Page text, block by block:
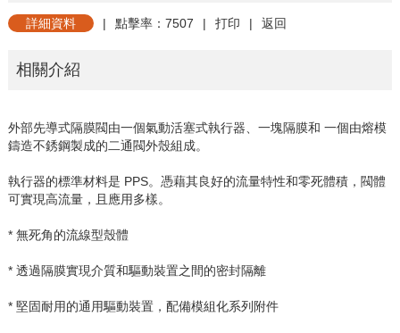
詳細資料 | 點擊率：7507 | 打印 | 返回
相關介紹
外部先導式隔膜閥由一個氣動活塞式執行器、一塊隔膜和 一個由熔模
鑄造不銹鋼製成的二通閥外殼組成。
執行器的標準材料是 PPS。憑藉其良好的流量特性和零死體積，閥體
可實現高流量，且應用多樣。
* 無死角的流線型殼體
* 透過隔膜實現介質和驅動裝置之間的密封隔離
* 堅固耐用的通用驅動裝置，配備模組化系列附件